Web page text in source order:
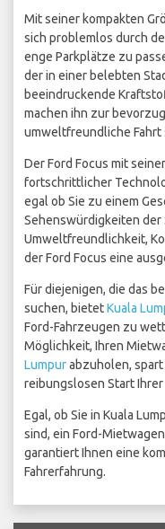
Mit seiner kompakten
sich problemlos durch
enge Parkplätze zu
der in einer belebten
beeindruckende
machen ihn zur
umweltfreundliche Fahrt
Der Ford Focus mit
fortschrittlicher
egal ob Sie zu einem
Sehenswürdigkeiten der
Umweltfreundlichkeit,
der Ford Focus eine
Für diejenigen, die das
suchen, bietetKuala
Ford-Fahrzeugen zu
Möglichkeit, Ihren
Lumpurabzuholen,
reibungslosen Start Ihrer
Egal, ob Sie in Kuala
sind, ein Ford-
garantiert Ihnen eine
Fahrerfahrung.